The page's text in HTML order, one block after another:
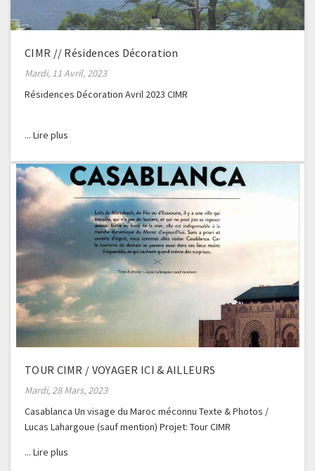
CIMR // Résidences Décoration
Mardi, 11 Avril, 2023
Résidences Décoration Avril 2023 CIMR
TOUR CIMR / VOYAGER ICI & AILLEURS
Mardi, 28 Mars, 2023
Casablanca Un visage du Maroc méconnu Texte & Photos /
Lucas Lahargoue (sauf mention) Projet: Tour CIMR